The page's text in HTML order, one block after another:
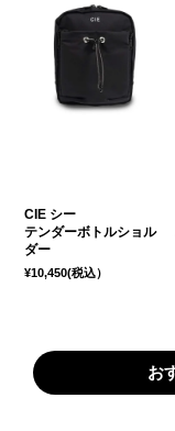
CIE シー
テンダーボトルショル
ダー
¥10,450(税込）
お